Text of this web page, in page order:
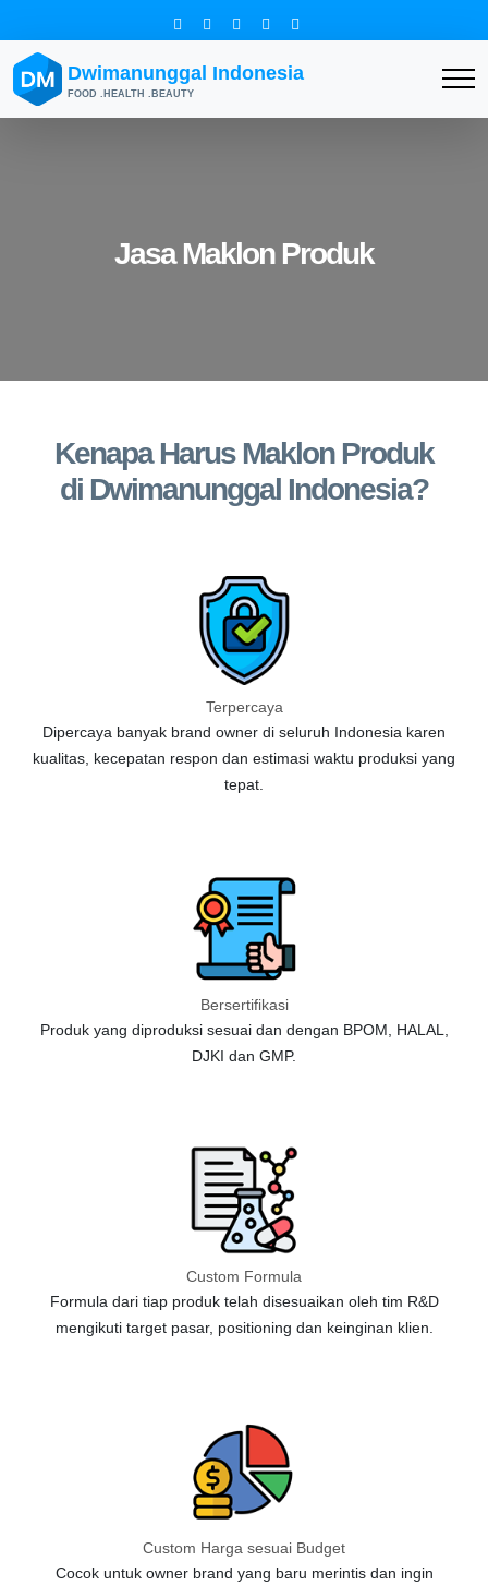
Dwimanunggal Indonesia
FOOD .HEALTH .BEAUTY
Jasa Maklon Produk
Kenapa Harus Maklon Produk
di Dwimanunggal Indonesia?
Terpercaya
Dipercaya banyak brand owner di seluruh Indonesia karen
kualitas, kecepatan respon dan estimasi waktu produksi yang
tepat.
Bersertifikasi
Produk yang diproduksi sesuai dan dengan BPOM, HALAL,
DJKI dan GMP.
Custom Formula
Formula dari tiap produk telah disesuaikan oleh tim R&D
mengikuti target pasar, positioning dan keinginan klien.
Custom Harga sesuai Budget
Cocok untuk owner brand yang baru merintis dan ingin